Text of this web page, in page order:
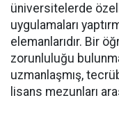
üniversitelerde
uygulamaları
elemanlarıdır. Bir
zorunluluğu
uzmanlaşmış,
lisans mezunları